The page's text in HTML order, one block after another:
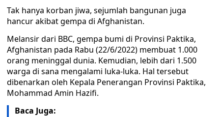
Tak hanya korban jiwa, sejumlah bangunan juga
hancur akibat gempa di Afghanistan.
Melansir dari BBC, gempa bumi di Provinsi Paktika,
Afghanistan pada Rabu (22/6/2022) membuat 1.000
orang meninggal dunia. Kemudian, lebih dari 1.500
warga di sana mengalami luka-luka. Hal tersebut
dibenarkan oleh Kepala Penerangan Provinsi Paktika,
Mohammad Amin Hazifi.
Baca Juga: